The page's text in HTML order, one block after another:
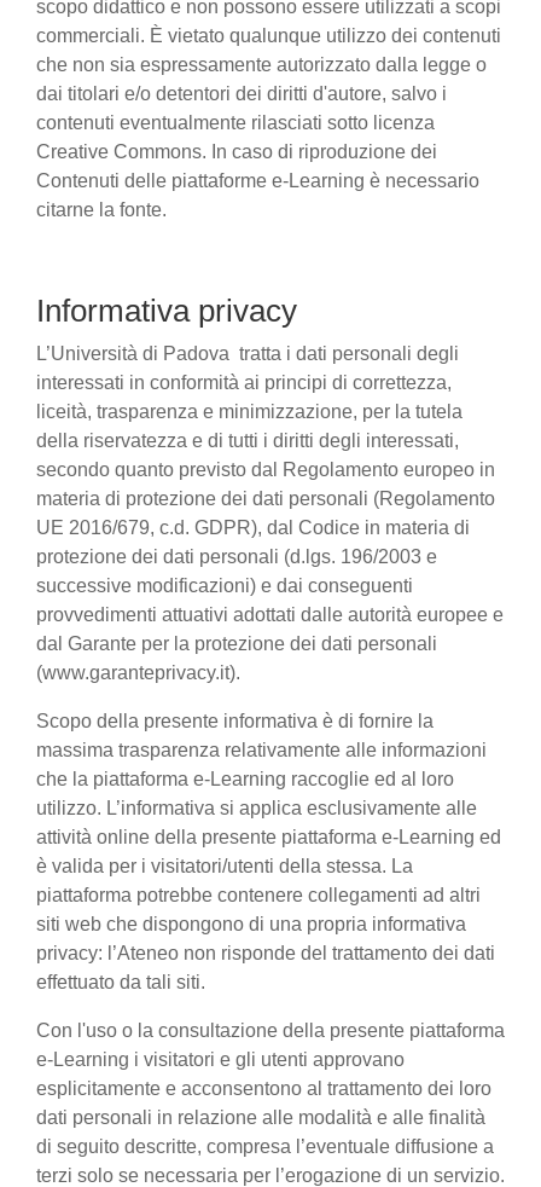
scopo didattico e non possono essere utilizzati a scopi
commerciali. È vietato qualunque utilizzo dei contenuti
che non sia espressamente autorizzato dalla legge o
dai titolari e/o detentori dei diritti d'autore, salvo i
contenuti eventualmente rilasciati sotto licenza
Creative Commons. In caso di riproduzione dei
Contenuti delle piattaforme e-Learning è necessario
citarne la fonte.
Informativa privacy
L’Università di Padova tratta i dati personali degli
interessati in conformità ai principi di correttezza,
liceità, trasparenza e minimizzazione, per la tutela
della riservatezza e di tutti i diritti degli interessati,
secondo quanto previsto dal Regolamento europeo in
materia di protezione dei dati personali (Regolamento
UE 2016/679, c.d. GDPR), dal Codice in materia di
protezione dei dati personali (d.lgs. 196/2003 e
successive modificazioni) e dai conseguenti
provvedimenti attuativi adottati dalle autorità europee e
dal Garante per la protezione dei dati personali
(www.garanteprivacy.it).
Scopo della presente informativa è di fornire la
massima trasparenza relativamente alle informazioni
che la piattaforma e-Learning raccoglie ed al loro
utilizzo. L’informativa si applica esclusivamente alle
attività online della presente piattaforma e-Learning ed
è valida per i visitatori/utenti della stessa. La
piattaforma potrebbe contenere collegamenti ad altri
siti web che dispongono di una propria informativa
privacy: l’Ateneo non risponde del trattamento dei dati
effettuato da tali siti.
Con l'uso o la consultazione della presente piattaforma
e-Learning i visitatori e gli utenti approvano
esplicitamente e acconsentono al trattamento dei loro
dati personali in relazione alle modalità e alle finalità
di seguito descritte, compresa l’eventuale diffusione a
terzi solo se necessaria per l’erogazione di un servizio.